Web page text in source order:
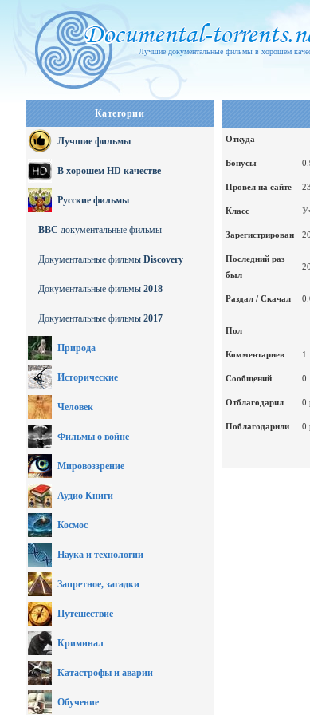
Лучшие документальные фильмы в хорошем
Категории
Лучшие фильмы
В хорошем HD качестве
Русские фильмы
BBC документальные фильмы
Документальные фильмы Discovery
Документальные фильмы 2018
Документальные фильмы 2017
Природа
Исторические
Человек
Фильмы о войне
Мировоззрение
Аудио Книги
Космос
Наука и технологии
Запретное, загадки
Путешествие
Криминал
Катастрофы и аварии
Обучение
Откуда
Бонусы
Провел на сайте
Класс
Зарегистрирован
Последний раз
был
Раздал / Скачал
Пол
Комментариев 1
Сообщений 0
Отблагодарил 0
Поблагодарили 0